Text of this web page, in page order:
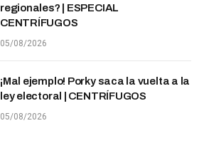
regionales? | ESPECIAL
CENTRÍFUGOS
05/08/2026
¡Mal ejemplo! Porky saca la vuelta a la
ley electoral | CENTRÍFUGOS
05/08/2026